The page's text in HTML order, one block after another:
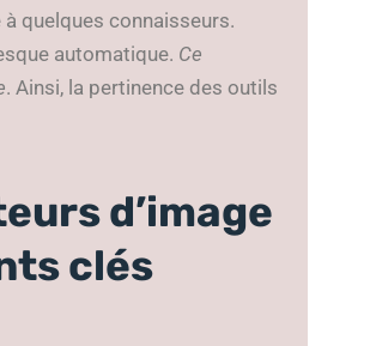
quelques connaisseurs.
automatique. Ce
. Ainsi, la pertinence des outils
d’image
clés